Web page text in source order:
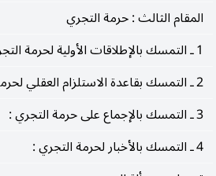
المقام الثالث : حرمة التجري
1 ـ التمسك بالإطلاقات الأولية لحرمة التجري :
2 ـ التمسك بقاعدة الاستلزام العقلي لحرمة التجري :
3 ـ التمسك بالإجماع على حرمة التجري :
4 ـ التمسك بالأخبار لحرمة التجري :
وجوب
حجية